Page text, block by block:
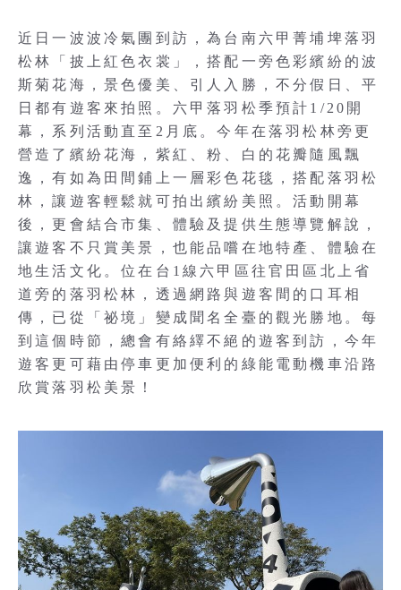
近日一波波冷氣團到訪，為台南六甲菁埔埤落羽
松林「披上紅色衣裳」，搭配一旁色彩繽紛的波
斯菊花海，景色優美、引人入勝，不分假日、平
日都有遊客來拍照。六甲落羽松季預計1/20開
幕，系列活動直至2月底。今年在落羽松林旁更
營造了繽紛花海，紫紅、粉、白的花瓣隨風飄
逸，有如為田間鋪上一層彩色花毯，搭配落羽松
林，讓遊客輕鬆就可拍出繽紛美照。活動開幕
後，更會結合市集、體驗及提供生態導覽解說，
讓遊客不只賞美景，也能品嚐在地特產、體驗在
地生活文化。位在台1線六甲區往官田區北上省
道旁的落羽松林，透過網路與遊客間的口耳相
傳，已從「祕境」變成聞名全臺的觀光勝地。每
到這個時節，總會有絡繹不絕的遊客到訪，今年
遊客更可藉由停車更加便利的綠能電動機車沿路
欣賞落羽松美景！